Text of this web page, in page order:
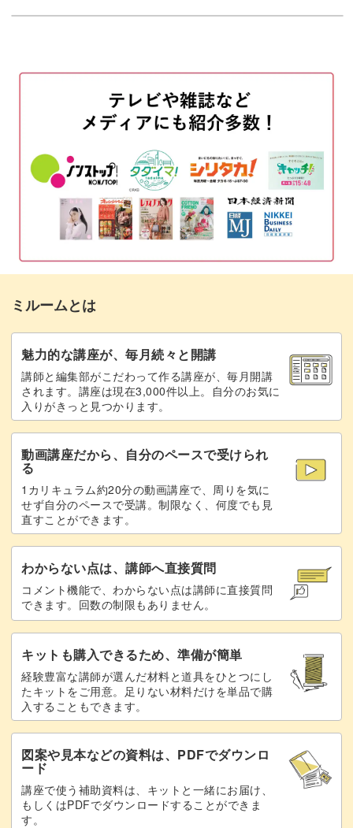
眺めているだけで気分があがる、特別な一着が完成しま
裁縫技術のスキルアップに
小さいドール服作りには、細かな作業がたくさんありま
す。
自信がない方も、動画を確認しながら自分のペースで進め
完成する頃にはお洋服づくりのスキルが確実にアップして
いますよ♪
素敵なできあがりに大きな達成感を感じていただけるかと
思います！
大切なドールを想いながら、自身の裁縫技術も高めていけ
るこの講座。
ドールがもっと可愛くなるオリジナルブラウスで、毎日を
充実させてみませんか？
ミルームとは
魅力的な講座が、毎月続々と開講
講師と編集部がこだわって作る講座が、毎月開講
されます。講座は現在3,000件以上。自分のお気に
入りがきっと見つかります。
動画講座だから、自分のペースで受けられ
る
1カリキュラム約20分の動画講座で、周りを気に
せず自分のペースで受講。制限なく、何度でも見
直すことができます。
わからない点は、講師へ直接質問
コメント機能で、わからない点は講師に直接質問
できます。回数の制限もありません。
キットも購入できるため、準備が簡単
経験豊富な講師が選んだ材料と道具をひとつにし
たキットをご用意。足りない材料だけを単品で購
入することもできます。
図案や見本などの資料は、PDFでダウンロ
ード
講座で使う補助資料は、キットと一緒にお届け、
もしくはPDFでダウンロードすることができま
す。